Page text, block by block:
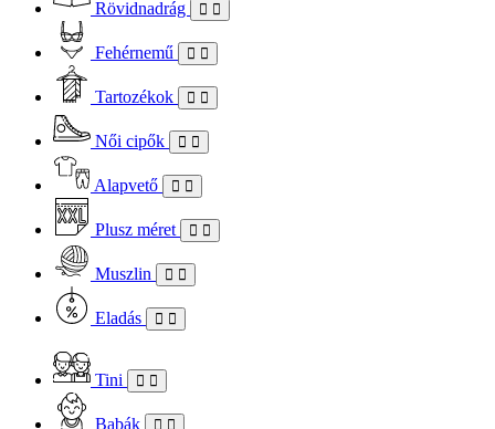
Rövidnadrág
Fehérnemű
Tartozékok
Női cipők
Alapvető
Plusz méret
Muszlin
Eladás
Tini
Babák